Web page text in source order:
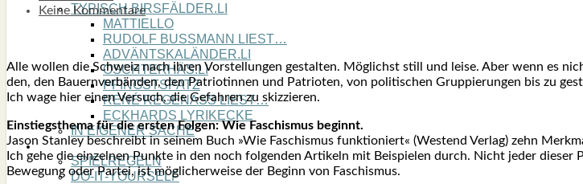
TYPISCH BIRSFÄLDER.LI
MATTIELLO
RUDOLF BUSS­MANN LIEST…
ADVÄNTSKALÄNDER.LI
OSCHTERHÄS.LI
PFINGST­SPATZ
RENÉ REGEN­ASS LIEST…
ECK­HARDS LYRIK­ECKE
IN EIGE­NER SACHE
SO GOOT’S
SPIEL­RE­GELN
DO-IT-YOUR­S­ELF
Keine Kommentare
Alle wol­len die Schweiz nach ihren Vor­stel­lun­gen gestal­ten. Mög­lichst still und lei­se. Aber wenn es
den, den Bau­ern­ver­bän­den, den Patrio­tin­nen und Patrio­ten, von poli­ti­schen Grup­pie­run­gen bis zu
Ich wage hier einen Ver­such, die Gefah­ren zu skiz­zie­ren.
Ein­stiegs­the­ma für die ers­ten Fol­gen: Wie Faschis­mus beginnt.
Jason Stan­ley beschreibt in sei­nem Buch »Wie Faschis­mus funk­tio­niert« (West­end Ver­lag) zehn
Ich gehe die ein­zel­nen Punk­te in den noch fol­gen­den Arti­keln mit Bei­spie­len durch. Nicht jeder
Bewe­gung oder Par­tei, ist mög­li­cher­wei­se der Beginn von Faschis­mus.